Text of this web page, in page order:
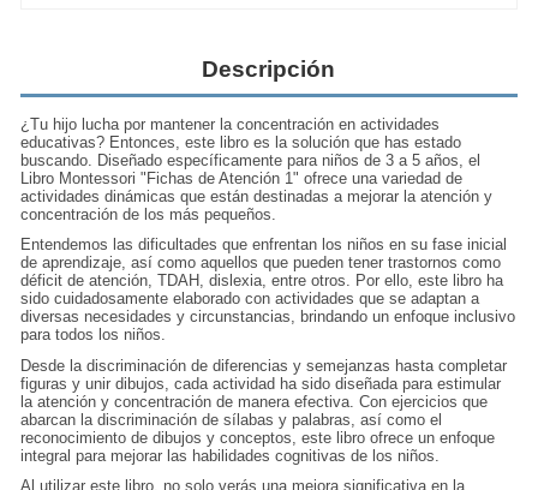
Descripción
¿Tu hijo lucha por mantener la concentración en actividades
educativas? Entonces, este libro es la solución que has estado
buscando. Diseñado específicamente para niños de 3 a 5 años, el
Libro Montessori "Fichas de Atención 1" ofrece una variedad de
actividades dinámicas que están destinadas a mejorar la atención y
concentración de los más pequeños.
Entendemos las dificultades que enfrentan los niños en su fase inicial
de aprendizaje, así como aquellos que pueden tener trastornos como
déficit de atención, TDAH, dislexia, entre otros. Por ello, este libro ha
sido cuidadosamente elaborado con actividades que se adaptan a
diversas necesidades y circunstancias, brindando un enfoque inclusivo
para todos los niños.
Desde la discriminación de diferencias y semejanzas hasta completar
figuras y unir dibujos, cada actividad ha sido diseñada para estimular
la atención y concentración de manera efectiva. Con ejercicios que
abarcan la discriminación de sílabas y palabras, así como el
reconocimiento de dibujos y conceptos, este libro ofrece un enfoque
integral para mejorar las habilidades cognitivas de los niños.
Al utilizar este libro, no solo verás una mejora significativa en la